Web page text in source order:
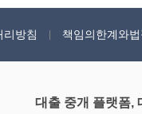
리방침 책임의한계와
대출 중개 플랫폼,